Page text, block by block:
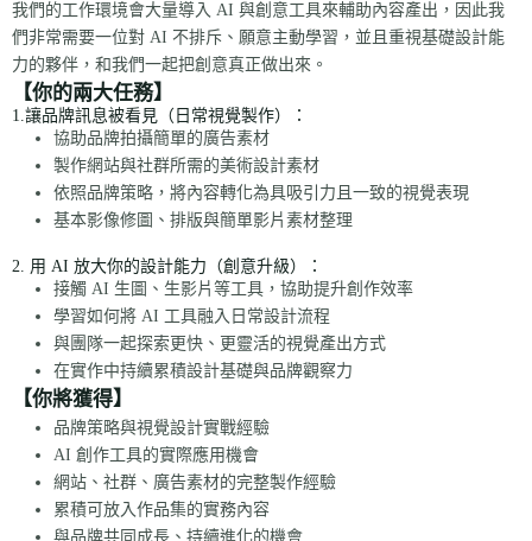
我們的工作環境會大量導入 AI 與創意工具來輔助內容產出，因此我
們非常需要一位對 AI 不排斥、願意主動學習，並且重視基礎設計能
力的夥伴，和我們一起把創意真正做出來。
【你的兩大任務】
1.讓品牌訊息被看見（日常視覺製作）：
協助品牌拍攝簡單的廣告素材
製作網站與社群所需的美術設計素材
依照品牌策略，將內容轉化為具吸引力且一致的視覺表現
基本影像修圖、排版與簡單影片素材整理
2. 用 AI 放大你的設計能力（創意升級）：
接觸 AI 生圖、生影片等工具，協助提升創作效率
學習如何將 AI 工具融入日常設計流程
與團隊一起探索更快、更靈活的視覺產出方式
在實作中持續累積設計基礎與品牌觀察力
【你將獲得】
品牌策略與視覺設計實戰經驗
AI 創作工具的實際應用機會
網站、社群、廣告素材的完整製作經驗
累積可放入作品集的實務內容
與品牌共同成長、持續進化的機會